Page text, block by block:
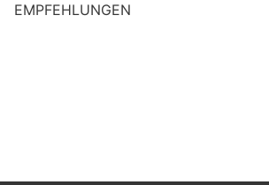
EMPFEHLUNGEN